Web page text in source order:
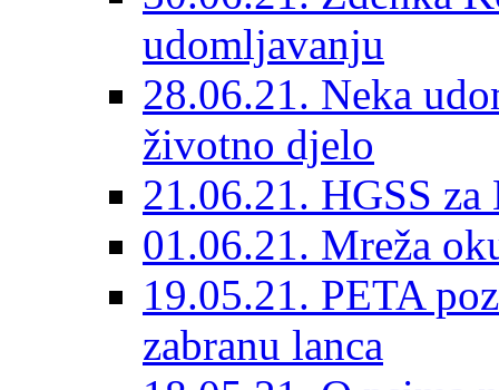
udomljavanju
28.06.21. Neka
životno djelo
21.06.21. HGSS za
01.06.21. Mreža
19.05.21. PETA
zabranu lanca